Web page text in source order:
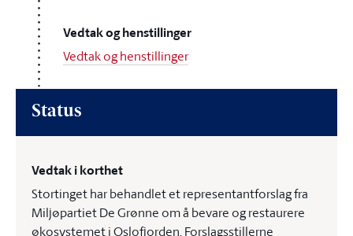
Vedtak og henstillinger
Vedtak og henstillinger
Status
Vedtak i korthet
Stortinget har behandlet et representantforslag fra
Miljøpartiet De Grønne om å bevare og restaurere
økosystemet i Oslofjorden. Forslagsstillerne